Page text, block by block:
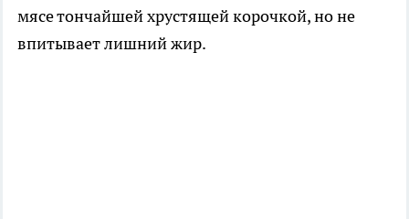
мясе тончайшей хрустящей корочкой, но не
впитывает лишний жир.